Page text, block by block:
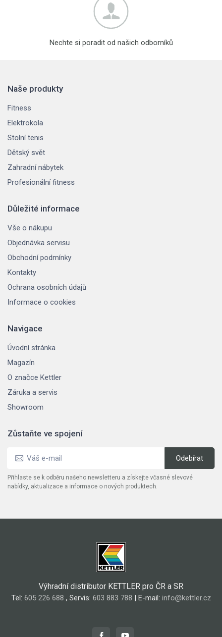
Nechte si poradit od našich odborníků
Naše produkty
Fitness
Elektrokola
Stolní tenis
Dětský svět
Zahradní nábytek
Profesionální fitness
Důležité informace
Vše o nákupu
Objednávka servisu
Obchodní podmínky
Kontakty
Ochrana osobních údajů
Informace o cookies
Navigace
Úvodní stránka
Magazín
O značce Kettler
Záruka a servis
Showroom
Zůstaňte ve spojení
Přihlaste se k odběru našeho newsletteru a získejte včasné slevové
nabídky, aktualizace a informace o nových produktech.
Výhradní distributor KETTLER pro ČR a SR
Tel: 605 226 688 , Servis: 603 883 788 | E-mail: info@kettler.cz